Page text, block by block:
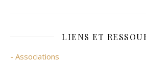
LIENS ET
- Associations